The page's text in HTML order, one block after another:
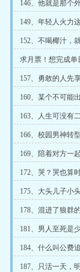
146、他就是那个
149、年轻人火力
152、不喝椰汁，
求月票！想完成单
157、勇敢的人先
160、某个不可能
163、人生可没有
166、校园男神转
169、陪着对方一
172、哭？哭也算
175、大头儿子小
178、混进了狼群
181、男人至死是
184、什么叫公费
187、只活一天，